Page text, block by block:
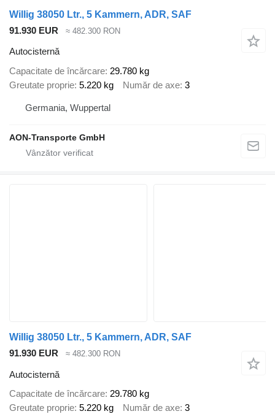
Willig 38050 Ltr., 5 Kammern, ADR, SAF
91.930 EUR
≈ 482.300 RON
Autocisternă
Capacitate de încărcare 29.780 kg
Greutate proprie 5.220 kg Număr de axe 3
Germania, Wuppertal
AON-Transporte GmbH
Willig 38050 Ltr., 5 Kammern, ADR, SAF
91.930 EUR
≈ 482.300 RON
Autocisternă
Capacitate de încărcare 29.780 kg
Greutate proprie 5.220 kg Număr de axe 3